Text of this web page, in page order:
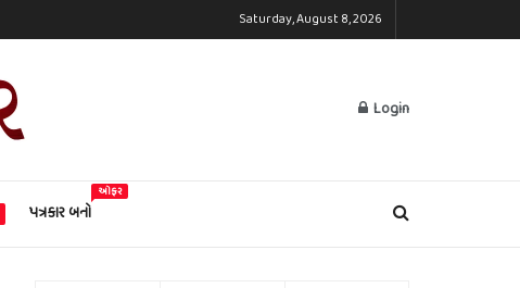
Saturday, August 8, 2026
Login
પત્રકાર બનો
ઓફર